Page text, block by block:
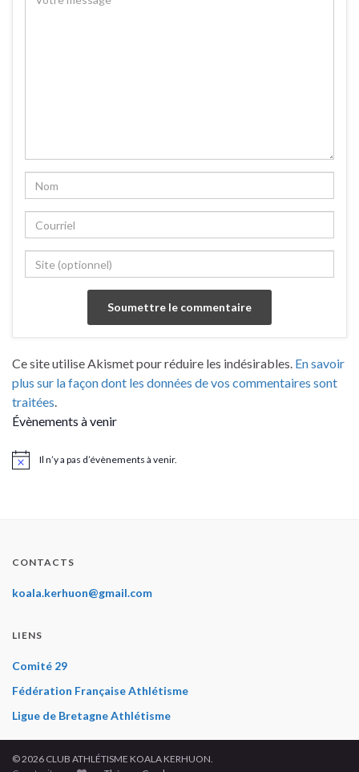
Ce site utilise Akismet pour réduire les indésirables. En savoir
plus sur la façon dont les données de vos commentaires sont
traitées.
Évènements à venir
NoticeIl n’y a pas d’évènements à venir.
CONTACTS
koala.kerhuon@gmail.com
LIENS
Comité 29
Fédération Française Athlétisme
Ligue de Bretagne Athlétisme
© 2026 CLUB ATHLÉTISME KOALA KERHUON.